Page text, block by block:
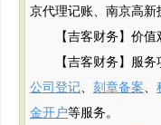
京代理记账、南京高新
【吉客财务】价
【吉客财务】服务
公司登记、 刻章备案、
金开户等服务。